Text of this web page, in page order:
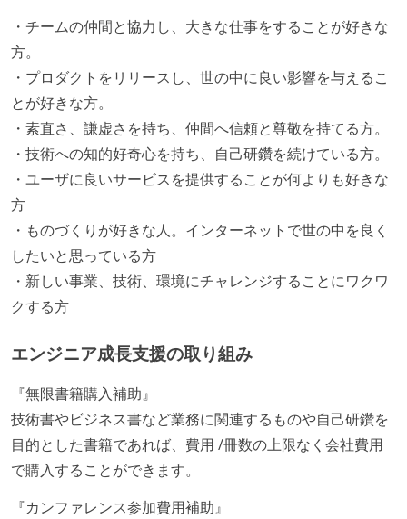
・チームの仲間と協力し、大きな仕事をすることが好きな
方。
・プロダクトをリリースし、世の中に良い影響を与えるこ
とが好きな方。
・素直さ、謙虚さを持ち、仲間へ信頼と尊敬を持てる方。
・技術への知的好奇心を持ち、自己研鑽を続けている方。
・ユーザに良いサービスを提供することが何よりも好きな
方
・ものづくりが好きな人。インターネットで世の中を良く
したいと思っている方
・新しい事業、技術、環境にチャレンジすることにワクワ
クする方
エンジニア成長支援の取り組み
『無限書籍購入補助』
技術書やビジネス書など業務に関連するものや自己研鑽を
目的とした書籍であれば、費用 /冊数の上限なく会社費用
で購入することができます。
『カンファレンス参加費用補助』